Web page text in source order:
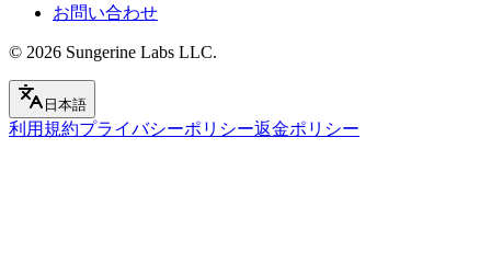
お問い合わせ
© 2026 Sungerine Labs LLC.
日本語
利用規約プライバシーポリシー返金ポリシー